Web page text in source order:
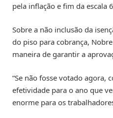
pela inflação e fim da escala
Sobre a não inclusão da
do piso para cobrança,
maneira de garantir a
“Se não fosse votado agora,
efetividade para o ano que
enorme para os